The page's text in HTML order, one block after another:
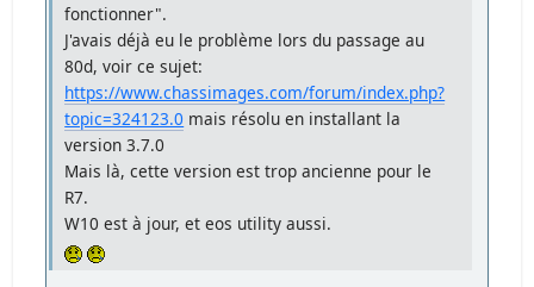
fonctionner".
J'avais déjà eu le problème lors du passage au
80d, voir ce sujet:
https://www.chassimages.com/forum/index.php?
topic=324123.0 mais résolu en installant la
version 3.7.0
Mais là, cette version est trop ancienne pour le
R7.
W10 est à jour, et eos utility aussi.